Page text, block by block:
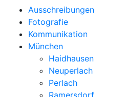
Ausschreibungen
Fotografie
Kommunikation
München
Haidhausen
Neuperlach
Perlach
Ramersdorf